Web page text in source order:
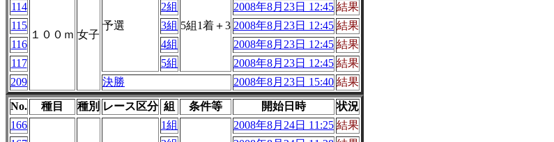
１００ｍ 女子
予選 5組1着＋3
114
2組 2008年8月23日 12:45 結果
115
3組 2008年8月23日 12:45 結果
116
4組 2008年8月23日 12:45 結果
117
5組 2008年8月23日 12:45 結果
209
決勝 2008年8月23日 15:40 結果
No. 種目 種別 レース区分 組 条件等 開始日時
状況
166
1組 2008年8月24日 11:25 結果